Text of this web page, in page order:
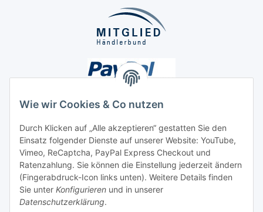
Wie wir Cookies & Co nutzen
Durch Klicken auf „Alle akzeptieren“ gestatten Sie den
Einsatz folgender Dienste auf unserer Website: YouTube,
Vimeo, ReCaptcha, PayPal Express Checkout und
Ratenzahlung. Sie können die Einstellung jederzeit ändern
(Fingerabdruck-Icon links unten). Weitere Details finden
Sie unter Konfigurieren und in unserer
Datenschutzerklärung.
Unsere Seiten
Social Media